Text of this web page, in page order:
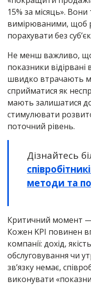
15% за місяць».
вимірюваними, щоб
порахувати без
Не менш важливо,
показники відірвані
швидко втрачають
сприйматися як
мають залишатися
стимулювати
поточний рівень.
Дізнайтесь
методи та
Критичний момент —
Кожен KPI повинен
компанії: дохід,
обслуговування чи
зв’язку немає,
виконувати